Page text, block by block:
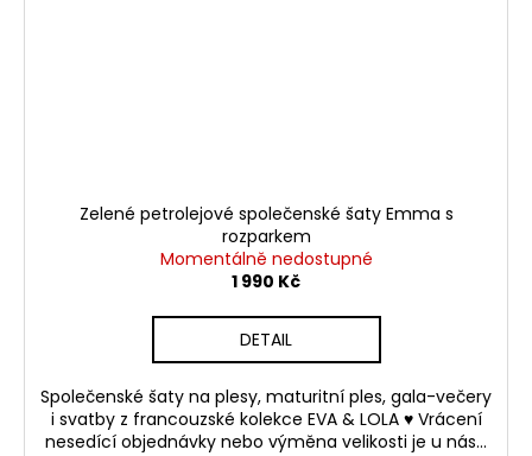
Zelené petrolejové společenské šaty Emma s
rozparkem
Momentálně nedostupné
1 990 Kč
DETAIL
Společenské šaty na plesy, maturitní ples, gala-večery
i svatby z francouzské kolekce EVA & LOLA ♥ Vrácení
nesedící objednávky nebo výměna velikosti je u nás...